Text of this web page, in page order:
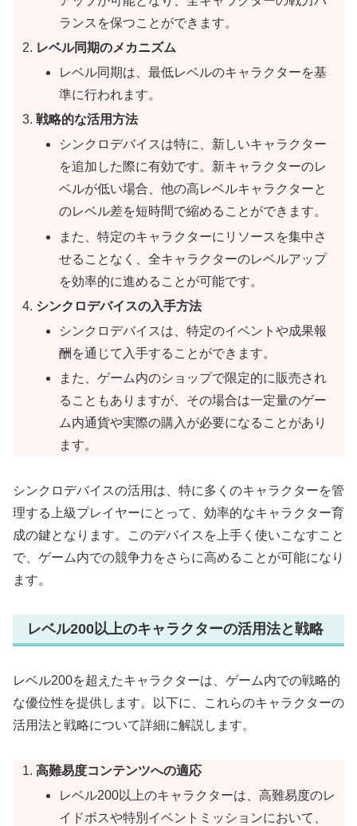
ランスを保つことができます。
レベル同期のメカニズム
レベル同期は、最低レベルのキャラクターを基
準に行われます。
戦略的な活用方法
シンクロデバイスは特に、新しいキャラクター
を追加した際に有効です。新キャラクターのレ
ベルが低い場合、他の高レベルキャラクターと
のレベル差を短時間で縮めることができます。
また、特定のキャラクターにリソースを集中さ
せることなく、全キャラクターのレベルアップ
を効率的に進めることが可能です。
シンクロデバイスの入手方法
シンクロデバイスは、特定のイベントや成果報
酬を通じて入手することができます。
また、ゲーム内のショップで限定的に販売され
ることもありますが、その場合は一定量のゲー
ム内通貨や実際の購入が必要になることがあり
ます。
シンクロデバイスの活用は、特に多くのキャラクターを管
理する上級プレイヤーにとって、効率的なキャラクター育
成の鍵となります。このデバイスを上手く使いこなすこと
で、ゲーム内での競争力をさらに高めることが可能になり
ます。
レベル200以上のキャラクターの活用法と戦略
レベル200を超えたキャラクターは、ゲーム内での戦略的
な優位性を提供します。以下に、これらのキャラクターの
活用法と戦略について詳細に解説します。
高難易度コンテンツへの適応
レベル200以上のキャラクターは、高難易度のレ
イドボスや特別イベントミッションにおいて、